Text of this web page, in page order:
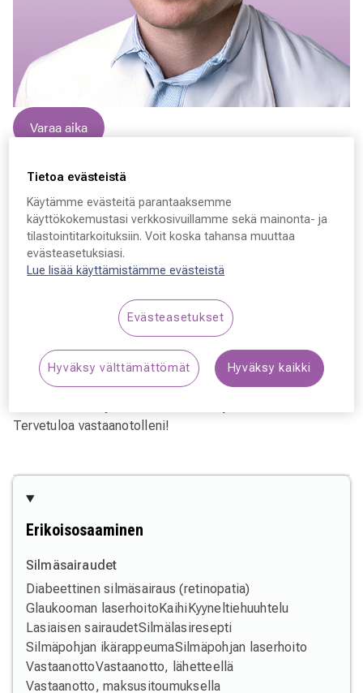
Varaa aika
Henrik Bygglin
Lääkäri, silmätautien erikoislääkäri
Olen valmistunut silmätautien erikoislääkäriksi Helsingin
yliopistosta vuonna 2016. Työskentelen myös HYKSin
verkkokalvokirurgia sekä verkkokalvosairaudet, kuten
ikärappeuma. Teen myös tutkimusta kosteasta
ikärappeumasta.
Silmäasemalla tutkin ja hoidan kaikenlaisia
Tervetuloa vastaanotolleni!
Erikoisosaaminen
Silmäsairaudet
Diabeettinen silmäsairaus (retinopatia)
Glaukooman laserhoitoKaihiKyyneltiehuuhtelu
Lasiaisen sairaudetSilmälasiresepti
Silmäpohjan ikärappeumaSilmäpohjan laserhoito
VastaanottoVastaanotto, lähetteellä
Vastaanotto, maksusitoumuksella
Tietoa evästeistä
Käytämme evästeitä parantaaksemme
käyttökokemustasi verkkosivuillamme sekä mainonta- ja
tilastointitarkoituksiin. Voit koska tahansa muuttaa
evästeasetuksiasi.
Lue lisää käyttämistämme evästeistä
Evästeasetukset
Hyväksy välttämättömät Hyväksy kaikki